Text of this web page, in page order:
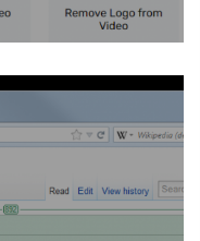
un paquet
forma
acci